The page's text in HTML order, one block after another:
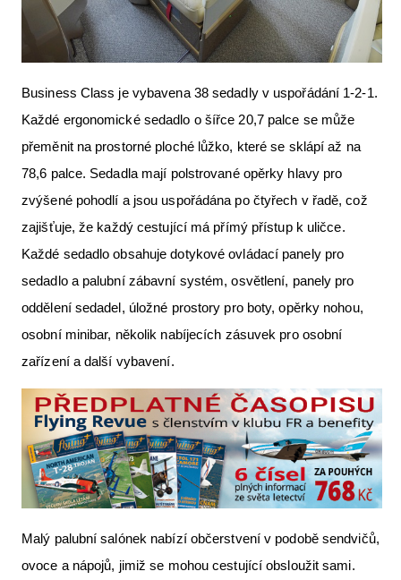
Business Class je vybavena 38 sedadly v uspořádání 1-2-1.
Každé ergonomické sedadlo o šířce 20,7 palce se může
přeměnit na prostorné ploché lůžko, které se sklápí až na
78,6 palce. Sedadla mají polstrované opěrky hlavy pro
zvýšené pohodlí a jsou uspořádána po čtyřech v řadě, což
zajišťuje, že každý cestující má přímý přístup k uličce.
Každé sedadlo obsahuje dotykové ovládací panely pro
sedadlo a palubní zábavní systém, osvětlení, panely pro
oddělení sedadel, úložné prostory pro boty, opěrky nohou,
osobní minibar, několik nabíjecích zásuvek pro osobní
zařízení a další vybavení.
Malý palubní salónek nabízí občerstvení v podobě sendvičů,
ovoce a nápojů, jimiž se mohou cestující obsloužit sami.